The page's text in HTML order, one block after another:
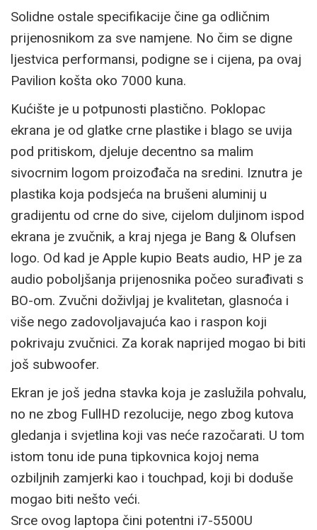
Solidne ostale specifikacije čine ga odličnim
prijenosnikom za sve namjene. No čim se digne
ljestvica performansi, podigne se i cijena, pa ovaj
Pavilion košta oko 7000 kuna.
Kućište je u potpunosti plastično. Poklopac
ekrana je od glatke crne plastike i blago se uvija
pod pritiskom, djeluje decentno sa malim
sivocrnim logom proizođača na sredini. Iznutra je
plastika koja podsjeća na brušeni aluminij u
gradijentu od crne do sive, cijelom duljinom ispod
ekrana je zvučnik, a kraj njega je Bang & Olufsen
logo. Od kad je Apple kupio Beats audio, HP je za
audio poboljšanja prijenosnika počeo surađivati s
BO-om. Zvučni doživljaj je kvalitetan, glasnoća i
više nego zadovoljavajuća kao i raspon koji
pokrivaju zvučnici. Za korak naprijed mogao bi biti
još subwoofer.
Ekran je još jedna stavka koja je zaslužila pohvalu,
no ne zbog FullHD rezolucije, nego zbog kutova
gledanja i svjetlina koji vas neće razočarati. U tom
istom tonu ide puna tipkovnica kojoj nema
ozbiljnih zamjerki kao i touchpad, koji bi doduše
mogao biti nešto veći.
Srce ovog laptopa čini potentni i7-5500U